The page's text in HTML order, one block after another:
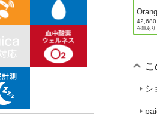
在庫あり
シ